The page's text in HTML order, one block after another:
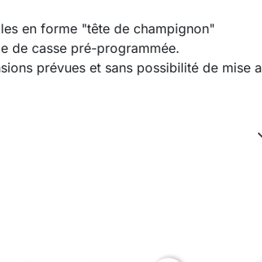
en forme "tête de champignon"
de casse pré-programmée.
prévues et sans possibilité de mise a